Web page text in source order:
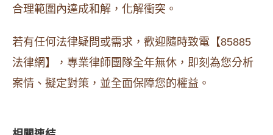
合理範圍內達成和解，化解衝突。
若有任何法律疑問或需求，歡迎隨時致電【85885
法律網】，專業律師團隊全年無休，即刻為您分析
案情、擬定對策，並全面保障您的權益。